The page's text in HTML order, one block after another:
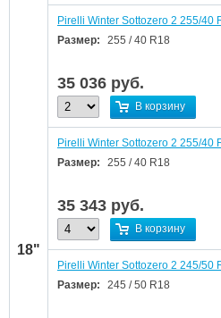
18"
Pirelli Winter Sottozero 2 255/40
Размер:
255 / 40 R18
35 036 руб.
В корзину
Pirelli Winter Sottozero 2 255/40
Размер:
255 / 40 R18
35 343 руб.
В корзину
Pirelli Winter Sottozero 2 245/50
Размер:
245 / 50 R18